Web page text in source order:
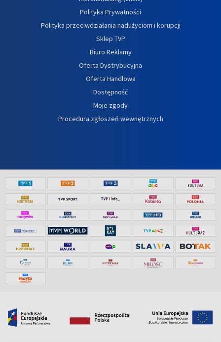
Polityka Prywatności
Polityka przeciwdziałania nadużyciom i korupcji
Sklep TVP
Biuro Reklamy
Oferta Dystrybucyjna
Oferta Handlowa
Dostępność
Moje zgody
Procedura zgłoszeń wewnętrznych